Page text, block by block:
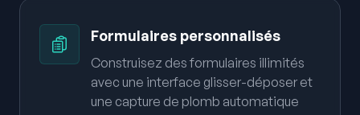
Formulaires personnalisés
Construisez des formulaires illimités
avec une interface glisser-déposer et
une capture de plomb automatique